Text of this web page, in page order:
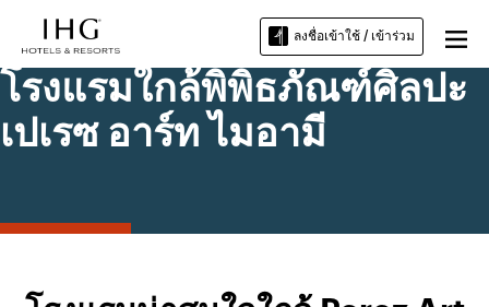
ลงชื่อเข้าใช้ / เข้าร่วม
โรงแรมใกล้พิพิธภัณฑ์ศิลปะ
เปเรซ อาร์ท ไมอามี